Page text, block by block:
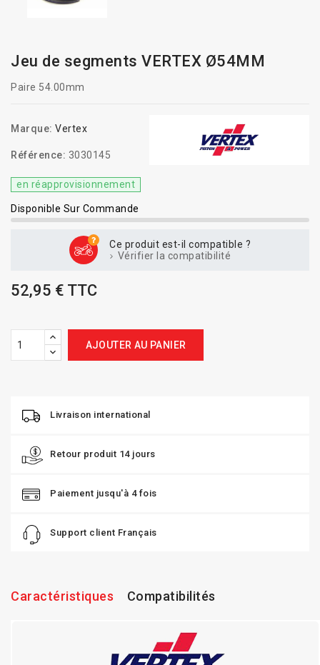
Jeu de segments VERTEX Ø54MM
Paire 54.00mm
Marque: Vertex
Référence: 3030145
en réapprovisionnement
Disponible Sur Commande
Ce produit est-il compatible ?
Vérifier la compatibilité
52,95 € TTC
AJOUTER AU PANIER
Livraison international
Retour produit 14 jours
Paiement jusqu'à 4 fois
Support client Français
Caractéristiques Compatibilités